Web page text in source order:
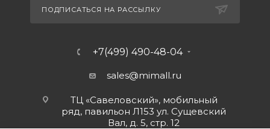
ПОДПИСАТЬСЯ НА РАССЫЛКУ
+7(499) 490-48-04
sales@mimall.ru
ТЦ «Савеловский», мобильный
ряд, павильон Л153 ул. Сущевский
Вал, д. 5, стр. 12